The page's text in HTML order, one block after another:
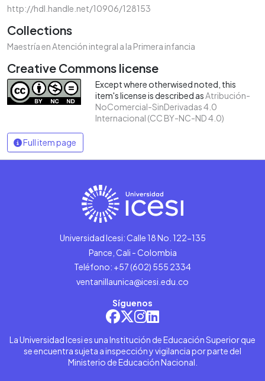
http://hdl.handle.net/10906/128153
Collections
Maestría en Atención integral a la Primera infancia
Creative Commons license
Except where otherwised noted, this
item's license is described asAtribución-
NoComercial-SinDerivadas 4.0
Internacional (CC BY-NC-ND 4.0)
Full item page
Universidad Icesi: Calle 18 No. 122-135
Pance, Cali - Colombia
Teléfono: +57 (602) 555 2334
ventanillaunica@icesi.edu.co
Síguenos
La Universidad Icesi es una Institución de Educación Superior que
se encuentra sujeta a inspección y vigilancia por parte del
Ministerio de Educación Nacional.